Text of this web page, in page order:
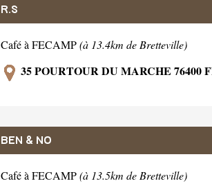
R.S
Café à FECAMP(à 13.4km de Bretteville)
35 POURTOUR DU MARCHE 76400
BEN & NO
Café à FECAMP(à 13.5km de Bretteville)